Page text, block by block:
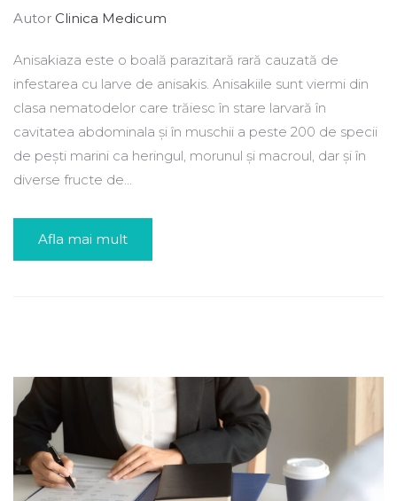
Autor Clinica Medicum
Anisakiaza este o boală parazitară rară cauzată de
infestarea cu larve de anisakis. Anisakiile sunt viermi din
clasa nematodelor care trăiesc în stare larvară în
cavitatea abdominala și în muschii a peste 200 de specii
de pești marini ca heringul, morunul și macroul, dar și în
diverse fructe de...
Afla mai mult